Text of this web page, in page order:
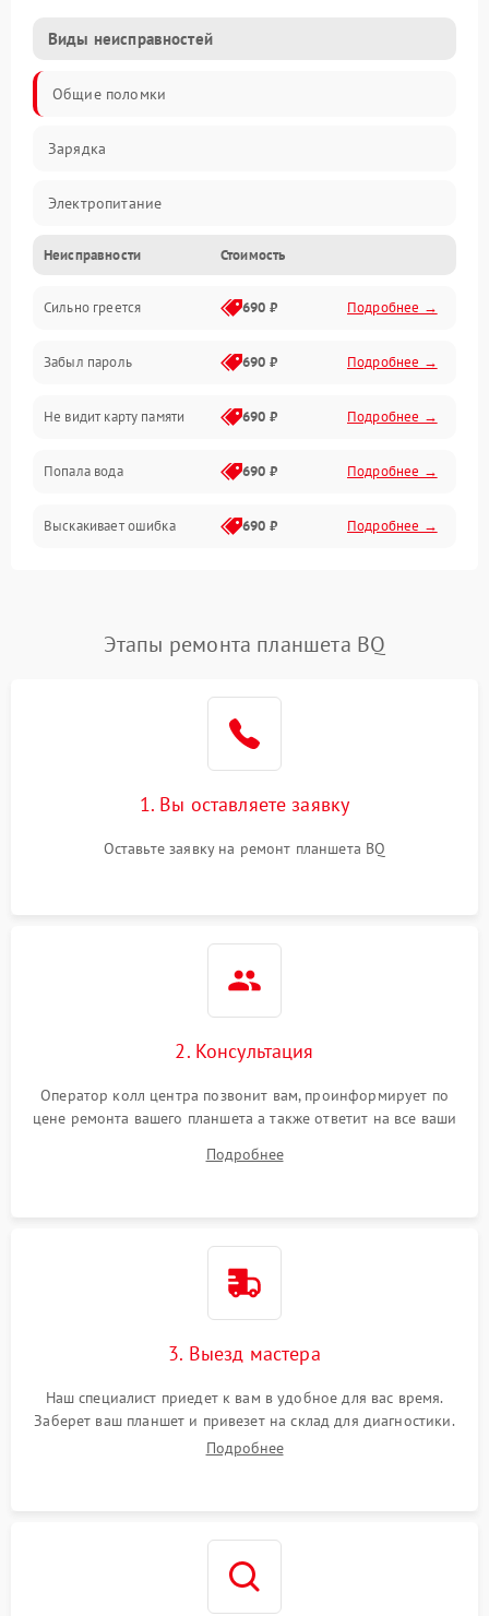
Виды неисправностей
Общие поломки
Зарядка
Электропитание
Экран и изображение
Дисплей
Экран (дисплей)
Связь
Разговор (микрофон, динамик)
Перегрев и нестабильная работа
Сеть и интернет
Память и данные
Режим работы
Питание и аккумулятор
Неисправности Стоимость
Сильно греется 690 ₽ Подробнее →
Забыл пароль 690 ₽ Подробнее →
Не видит карту памяти 690 ₽ Подробнее →
Попала вода 690 ₽ Подробнее →
Выскакивает ошибка 690 ₽ Подробнее →
Этапы ремонта планшета BQ
1. Вы оставляете заявку
Оставьте заявку на ремонт планшета BQ
2. Консультация
Оператор колл центра позвонит вам, проинформирует по
цене ремонта вашего планшета а также ответит на все ваши
Подробнее
3. Выезд мастера
Наш специалист приедет к вам в удобное для вас время.
Заберет ваш планшет и привезет на склад для диагностики.
Подробнее